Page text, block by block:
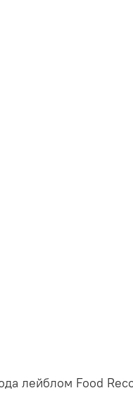
лейблом Food